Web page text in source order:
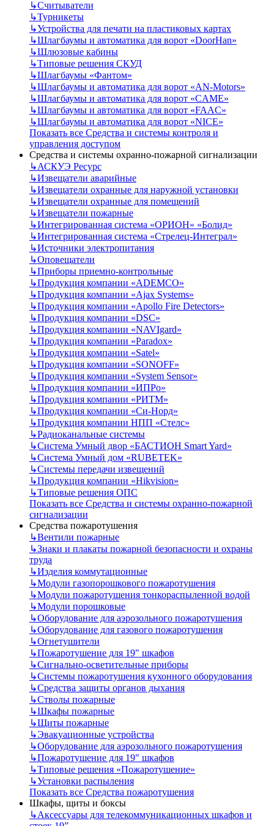
↳Считыватели
↳Турникеты
↳Устройства для печати на пластиковых картах
↳Шлагбаумы и автоматика для ворот «DoorHan»
↳Шлюзовые кабины
↳Типовые решения СКУД
↳Шлагбаумы «Фантом»
↳Шлагбаумы и автоматика для ворот «AN-Motors»
↳Шлагбаумы и автоматика для ворот «CAME»
↳Шлагбаумы и автоматика для ворот «FAAC»
↳Шлагбаумы и автоматика для ворот «NICE»
Показать все Средства и системы контроля и
управления доступом
Средства и системы охранно-пожарной сигнализации
↳АСКУЭ Ресурс
↳Извещатели аварийные
↳Извещатели охранные для наружной установки
↳Извещатели охранные для помещений
↳Извещатели пожарные
↳Интегрированная система «ОРИОН» «Болид»
↳Интегрированная система «Стрелец-Интеграл»
↳Источники электропитания
↳Оповещатели
↳Приборы приемно-контрольные
↳Продукция компании «ADEMCO»
↳Продукция компании «Ajax Systems»
↳Продукция компании «Apollo Fire Detectors»
↳Продукция компании «DSC»
↳Продукция компании «NAVIgard»
↳Продукция компании «Paradox»
↳Продукция компании «Satel»
↳Продукция компании «SONOFF»
↳Продукция компании «System Sensor»
↳Продукция компании «ИПРо»
↳Продукция компании «РИТМ»
↳Продукция компании «Си-Норд»
↳Продукция компании НПП «Стелс»
↳Радиоканальные системы
↳Система Умный двор «БАСТИОН Smart Yard»
↳Система Умный дом «RUBETEK»
↳Системы передачи извещений
↳Продукция компании «Hikvision»
↳Типовые решения ОПС
Показать все Средства и системы охранно-пожарной
сигнализации
Средства пожаротушения
↳Вентили пожарные
↳Знаки и плакаты пожарной безопасности и охраны
труда
↳Изделия коммутационные
↳Модули газопорошкового пожаротушения
↳Модули пожаротушения тонкораспыленной водой
↳Модули порошковые
↳Оборудование для аэрозольного пожаротушения
↳Оборудование для газового пожаротушения
↳Огнетушители
↳Пожаротушение для 19" шкафов
↳Сигнально-осветительные приборы
↳Системы пожаротушения кухонного оборудования
↳Средства защиты органов дыхания
↳Стволы пожарные
↳Шкафы пожарные
↳Щиты пожарные
↳Эвакуационные устройства
↳Оборудование для аэрозольного пожаротушения
↳Пожаротушение для 19" шкафов
↳Типовые решения «Пожаротушение»
↳Установки распыления
Показать все Средства пожаротушения
Шкафы, щиты и боксы
↳Аксессуары для телекоммуникационных шкафов и